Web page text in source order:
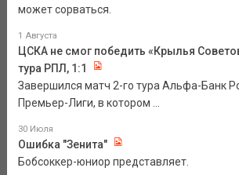
может сорваться.
1 Августа
ЦСКА не смог победить «Крылья
тура РПЛ, 1:1
Завершился матч 2-го тура Альфа-Банк
Премьер-Лиги, в котором ...
30 Июля
Ошибка "Зенита"
Бобсоккер-юниор представляет.